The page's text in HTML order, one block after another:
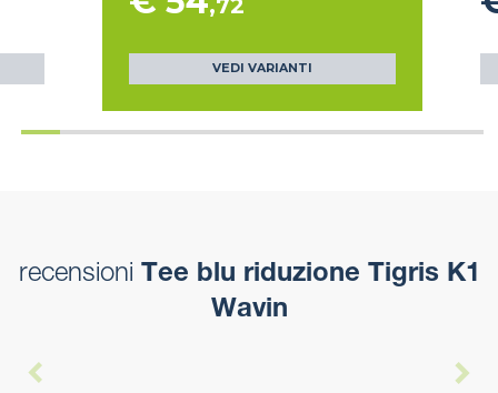
,72
VEDI VARIANTI
recensioni Tee blu riduzione Tigris K1
Wavin